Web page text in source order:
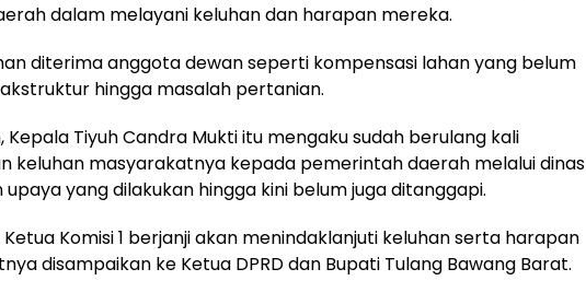
dalam melayani keluhan dan harapan mereka.
diterima anggota dewan seperti kompensasi lahan yang belum
hingga masalah pertanian.
Kepala Tiyuh Candra Mukti itu mengaku sudah berulang kali
keluhan masyarakatnya kepada pemerintah daerah melalui dinas
yang dilakukan hingga kini belum juga ditanggapi.
Komisi 1 berjanji akan menindaklanjuti keluhan serta harapan
disampaikan ke Ketua DPRD dan Bupati Tulang Bawang Barat.